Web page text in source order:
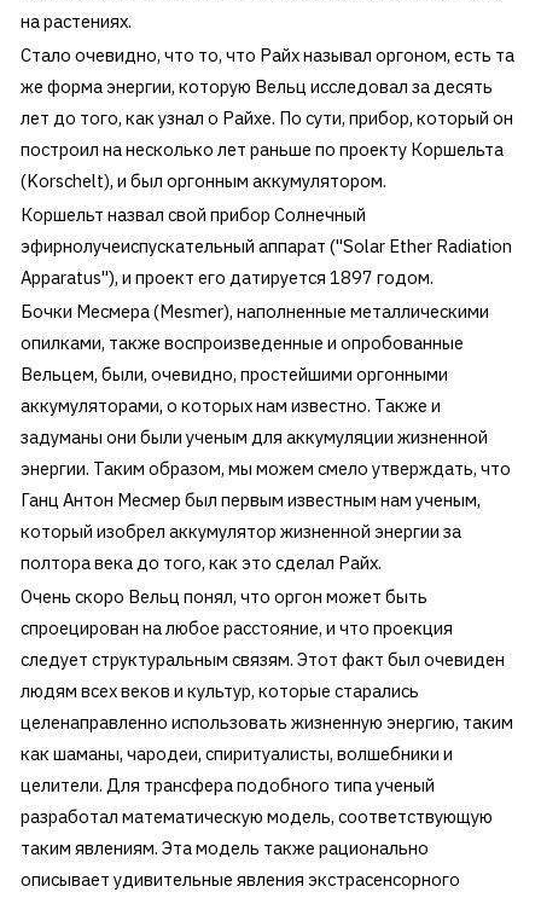
на растениях.
Стало очевидно, что то, что Райх называл оргоном, есть та
же форма энергии, которую Вельц исследовал за десять
лет до того, как узнал о Райхе. По сути, прибор, который он
построил на несколько лет раньше по проекту Коршельта
(Korschelt), и был оргонным аккумулятором.
Коршельт назвал свой прибор Солнечный
эфирнолучеиспускательный аппарат ("Solar Ether Radiation
Apparatus"), и проект его датируется 1897 годом.
Бочки Месмера (Mesmer), наполненные металлическими
опилками, также воспроизведенные и опробованные
Вельцем, были, очевидно, простейшими оргонными
аккумуляторами, о которых нам известно. Также и
задуманы они были ученым для аккумуляции жизненной
энергии. Таким образом, мы можем смело утверждать, что
Ганц Антон Месмер был первым известным нам ученым,
который изобрел аккумулятор жизненной энергии за
полтора века до того, как это сделал Райх.
Очень скоро Вельц понял, что оргон может быть
спроецирован на любое расстояние, и что проекция
следует структуральным связям. Этот факт был очевиден
людям всех веков и культур, которые старались
целенаправленно использовать жизненную энергию, таким
как шаманы, чародеи, спиритуалисты, волшебники и
целители. Для трансфера подобного типа ученый
разработал математическую модель, соответствующую
таким явлениям. Эта модель также рационально
описывает удивительные явления экстрасенсорного